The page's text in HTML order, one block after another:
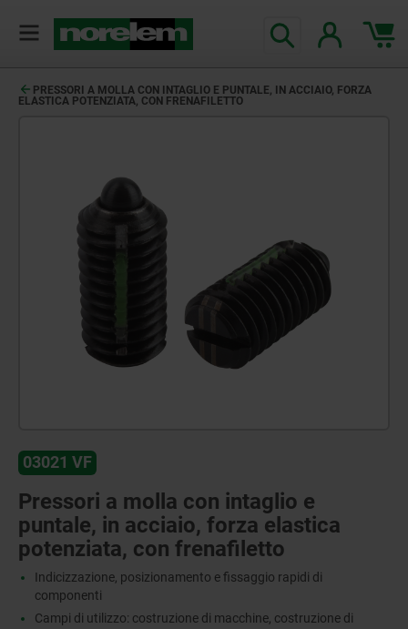
PRESSORI A MOLLA CON INTAGLIO E PUNTALE, IN ACCIAIO, FORZA
ELASTICA POTENZIATA, CON FRENAFILETTO
03021 VF
Pressori a molla con intaglio e
puntale, in acciaio, forza elastica
potenziata, con frenafiletto
Indicizzazione, posizionamento e fissaggio rapidi di
componenti
Campi di utilizzo: costruzione di macchine, costruzione di